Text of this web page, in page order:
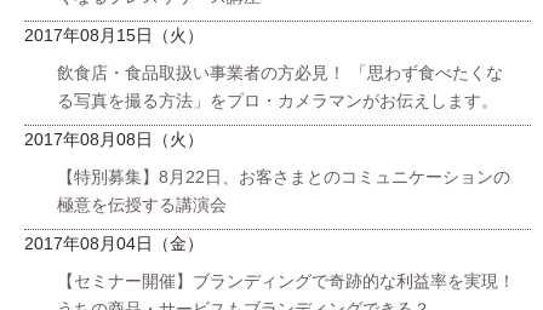
2017年08月15日（火）
飲食店・食品取扱い事業者の方必見！ 「思わず食べたくな
る写真を撮る方法」をプロ・カメラマンがお伝えします。
2017年08月08日（火）
【特別募集】8月22日、お客さまとのコミュニケーションの
極意を伝授する講演会
2017年08月04日（金）
【セミナー開催】ブランディングで奇跡的な利益率を実現！